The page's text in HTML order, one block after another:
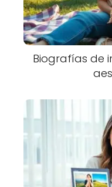
Biografías de